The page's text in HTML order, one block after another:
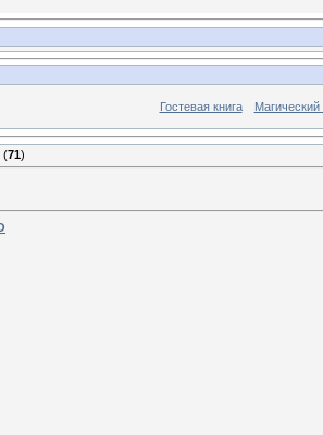
Гостевая книга Магический
(71)